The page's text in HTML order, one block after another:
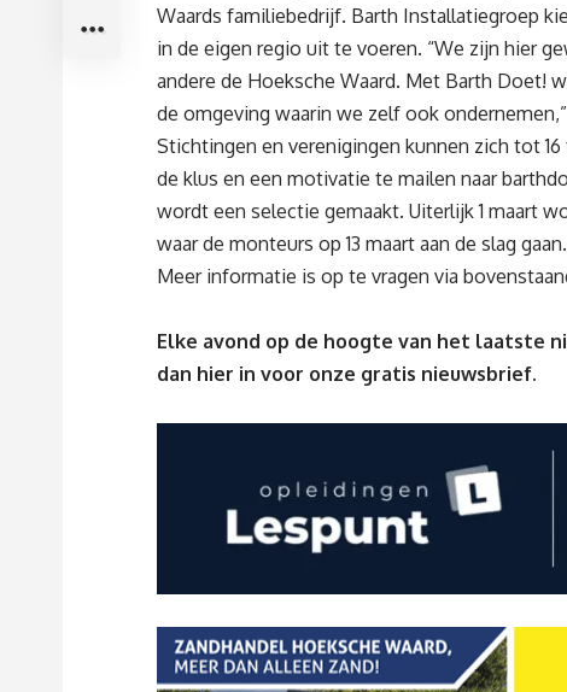
Waards familiebedrijf. Barth Installatiegroep
in de eigen regio uit te voeren. “We zijn hier
andere de Hoeksche Waard. Met Barth Doet!
de omgeving waarin we zelf ook
Stichtingen en verenigingen kunnen zich tot
de klus en een motivatie te mailen naar
wordt een selectie gemaakt. Uiterlijk 1 maart
waar de monteurs op 13 maart aan de slag gaan.
Meer informatie is op te vragen via
Elke avond op de hoogte van het laatste
dan hier in voor onze gratis nieuwsbrief.